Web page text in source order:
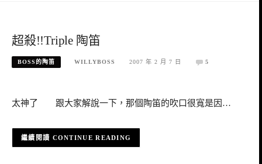
超殺!!Triple 陶笛
BOSS的陶笛 WILLYBOSS 2007 年 2 月 7 日 5
太神了 跟大家解說一下，那個陶笛的吹口很寬是因…
CONTINUE READING